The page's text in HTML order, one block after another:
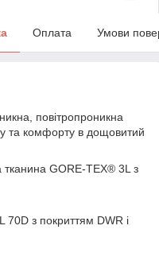
Оплата Умови
повітропроникна
та комфорту в дощовитий
тканина GORE-TEX® 3L з
з покриттям DWR і